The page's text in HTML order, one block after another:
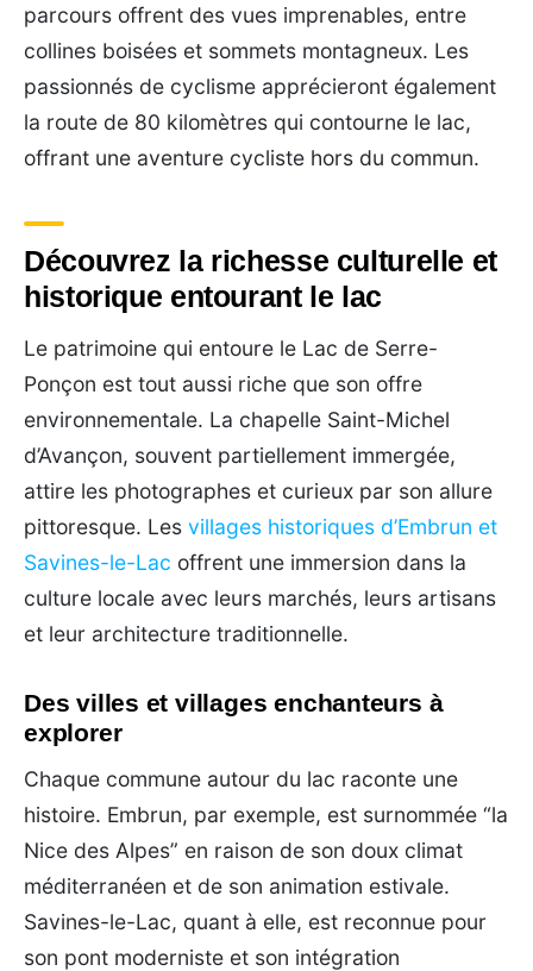
parcours offrent des vues imprenables, entre
collines boisées et sommets montagneux. Les
passionnés de cyclisme apprécieront également
la route de 80 kilomètres qui contourne le lac,
offrant une aventure cycliste hors du commun.
Découvrez la richesse culturelle et
historique entourant le lac
Le patrimoine qui entoure le Lac de Serre-
Ponçon est tout aussi riche que son offre
environnementale. La chapelle Saint-Michel
d’Avançon, souvent partiellement immergée,
attire les photographes et curieux par son allure
pittoresque. Les villages historiques d’Embrun et
Savines-le-Lac offrent une immersion dans la
culture locale avec leurs marchés, leurs artisans
et leur architecture traditionnelle.
Des villes et villages enchanteurs à
explorer
Chaque commune autour du lac raconte une
histoire. Embrun, par exemple, est surnommée “la
Nice des Alpes” en raison de son doux climat
méditerranéen et de son animation estivale.
Savines-le-Lac, quant à elle, est reconnue pour
son pont moderniste et son intégration